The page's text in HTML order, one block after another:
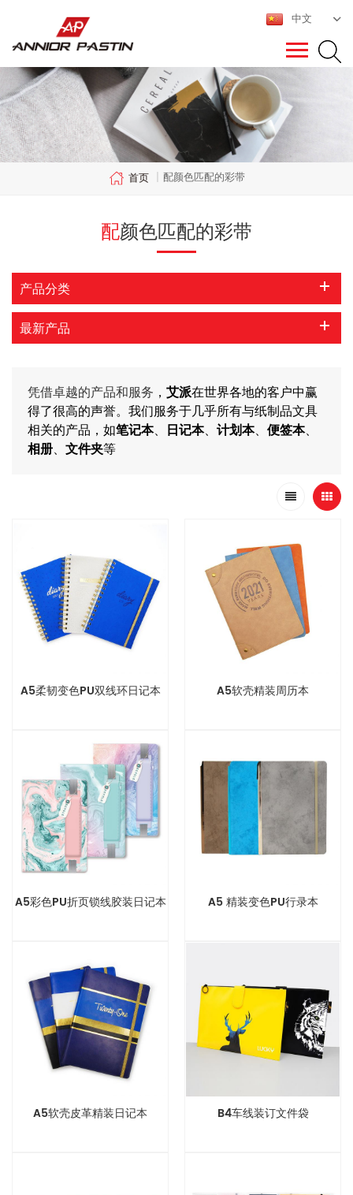
中文
首页 | 配颜色匹配的彩带
配颜色匹配的彩带
产品分类
最新产品
凭借卓越的产品和服务 ， 艾派在世界各地的客户中赢
得了很高的声誉。我们服务于几乎所有与纸制品文具
相关的产品，如笔记本、 日记本、 计划本、 便签本、
相册
文件夹等
A5柔韧变色PU双线环日记本 A5软壳精装周历本
A5彩色PU折页锁线胶装日记本 A5 精装变色PU行录本
A5软壳皮革精装日记本 B4车线装订文件袋